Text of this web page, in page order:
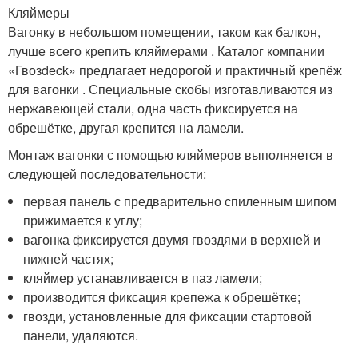
Кляймеры
Вагонку в небольшом помещении, таком как балкон,
лучше всего крепить кляймерами . Каталог компании
«Гвозdeck» предлагает недорогой и практичный крепёж
для вагонки . Специальные скобы изготавливаются из
нержавеющей стали, одна часть фиксируется на
обрешётке, другая крепится на ламели.
Монтаж вагонки с помощью кляймеров выполняется в
следующей последовательности:
первая панель с предварительно спиленным шипом
прижимается к углу;
вагонка фиксируется двумя гвоздями в верхней и
нижней частях;
кляймер устанавливается в паз ламели;
производится фиксация крепежа к обрешётке;
гвозди, установленные для фиксации стартовой
панели, удаляются.